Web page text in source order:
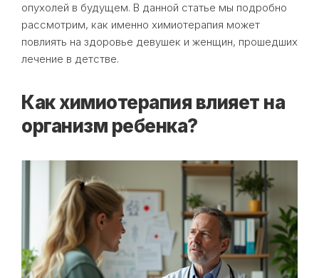
опухолей в будущем. В данной статье мы подробно
рассмотрим, как именно химиотерапия может
повлиять на здоровье девушек и женщин, прошедших
лечение в детстве.
Как химиотерапия влияет на
организм ребенка?